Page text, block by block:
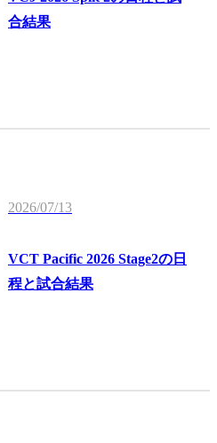
合結果
2026/07/13
VCT Pacific 2026 Stage2の日
程と試合結果